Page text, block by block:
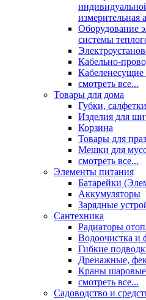
измерительная
Оборудование
системы
Кабельно-
смотреть все...
Товары для дома
Губки,
Изделия для
Корзина
Товары для
Мешки для
смотреть все...
Элементы питания
Батарейки
Аккумуляторы
Зарядные
Сантехника
Радиаторы
Водоочистка и
Гибкие
Дренажные,
Краны шаровые
смотреть все...
Садоводство и